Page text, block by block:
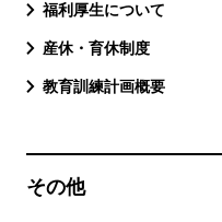
福利厚生について
産休・育休制度
教育訓練計画概要
その他